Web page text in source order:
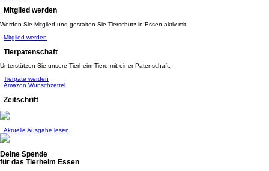
Mitglied werden
Werden Sie Mitglied und gestalten Sie Tierschutz in Essen aktiv mit.
Mitglied werden
Tierpatenschaft
Unterstützen Sie unsere Tierheim-Tiere mit einer Patenschaft.
Tierpate werden
Amazon Wunschzettel
Zeitschrift
Aktuelle Ausgabe lesen
Deine Spende
für das Tierheim Essen